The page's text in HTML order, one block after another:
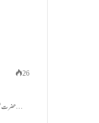
26
حضرت علی رضی اﷲ تعالیٰ عنہ اور بعض دوسرے صحابہ کرام حضورِ اقدس صلی اﷲ تعالیٰ علیہ وسلم کے…